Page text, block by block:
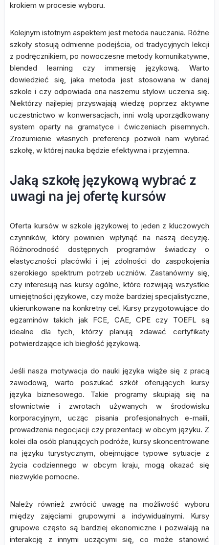
krokiem w procesie wyboru.
Kolejnym istotnym aspektem jest metoda nauczania. Różne
szkoły stosują odmienne podejścia, od tradycyjnych lekcji
z podręcznikiem, po nowoczesne metody komunikatywne,
blended learning czy immersję językową. Warto
dowiedzieć się, jaka metoda jest stosowana w danej
szkole i czy odpowiada ona naszemu stylowi uczenia się.
Niektórzy najlepiej przyswajają wiedzę poprzez aktywne
uczestnictwo w konwersacjach, inni wolą uporządkowany
system oparty na gramatyce i ćwiczeniach pisemnych.
Zrozumienie własnych preferencji pozwoli nam wybrać
szkołę, w której nauka będzie efektywna i przyjemna.
Jaką szkołę językową wybrać z
uwagi na jej ofertę kursów
Oferta kursów w szkole językowej to jeden z kluczowych
czynników, który powinien wpłynąć na naszą decyzję.
Różnorodność dostępnych programów świadczy o
elastyczności placówki i jej zdolności do zaspokojenia
szerokiego spektrum potrzeb uczniów. Zastanówmy się,
czy interesują nas kursy ogólne, które rozwijają wszystkie
umiejętności językowe, czy może bardziej specjalistyczne,
ukierunkowane na konkretny cel. Kursy przygotowujące do
egzaminów takich jak FCE, CAE, CPE czy TOEFL są
idealne dla tych, którzy planują zdawać certyfikaty
potwierdzające ich biegłość językową.
Jeśli nasza motywacja do nauki języka wiąże się z pracą
zawodową, warto poszukać szkół oferujących kursy
języka biznesowego. Takie programy skupiają się na
słownictwie i zwrotach używanych w środowisku
korporacyjnym, ucząc pisania profesjonalnych e-maili,
prowadzenia negocjacji czy prezentacji w obcym języku. Z
kolei dla osób planujących podróże, kursy skoncentrowane
na języku turystycznym, obejmujące typowe sytuacje z
życia codziennego w obcym kraju, mogą okazać się
niezwykle pomocne.
Należy również zwrócić uwagę na możliwość wyboru
między zajęciami grupowymi a indywidualnymi. Kursy
grupowe często są bardziej ekonomiczne i pozwalają na
interakcję z innymi uczącymi się, co może stanowić